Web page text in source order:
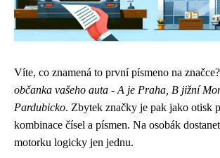
Víte, co znamená to první písmeno na značce?
občanka vašeho auta - A je Praha, B jižní
Pardubicko. Zbytek značky je pak jako otisk
kombinace čísel a písmen. Na osobák
motorku logicky jen jednu.